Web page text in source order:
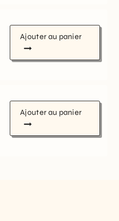
Ajouter au panier
Ajouter au panier